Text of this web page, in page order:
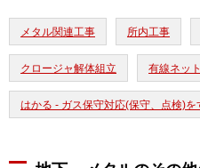
メタル関連工事 所内工事
クロージャ解体組立 有線ネッ
はかる - ガス保守対応(保守、点検)を